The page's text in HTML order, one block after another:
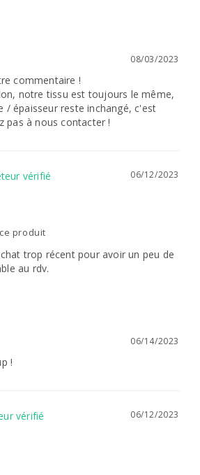
08/03/2023
commentaire !
notre tissu est toujours le même,
/ épaisseur reste inchangé, c'est
pas à nous contacter !
06/12/2023
produit
trop récent pour avoir un peu de
au rdv.
06/14/2023
!
06/12/2023